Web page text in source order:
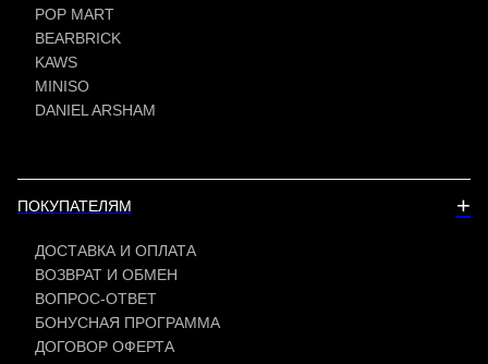
POP MART
BEARBRICK
KAWS
MINISO
DANIEL ARSHAM
ПОКУПАТЕЛЯМ +
ДОСТАВКА И ОПЛАТА
ВОЗВРАТ И ОБМЕН
ВОПРОС-ОТВЕТ
БОНУСНАЯ ПРОГРАММА
ДОГОВОР ОФЕРТА